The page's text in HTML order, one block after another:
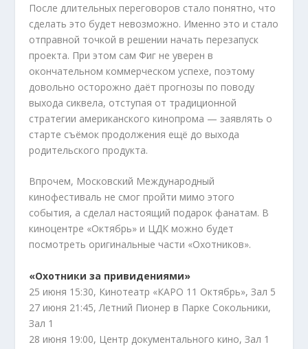
После длительных переговоров стало понятно, что
сделать это будет невозможно. Именно это и стало
отправной точкой в решении начать перезапуск
проекта. При этом сам Фиг не уверен в
окончательном коммерческом успехе, поэтому
довольно осторожно даёт прогнозы по поводу
выхода сиквела, отступая от традиционной
стратегии американского кинопрома — заявлять о
старте съёмок продолжения ещё до выхода
родительского продукта.
Впрочем, Московский Международный
кинофестиваль не смог пройти мимо этого
события, а сделал настоящий подарок фанатам. В
киноцентре «Октябрь» и ЦДК можно будет
посмотреть оригинальные части «Охотников».
«Охотники за привидениями»
25 июня 15:30, Кинотеатр «КАРО 11 Октябрь», Зал 5
27 июня 21:45, Летний Пионер в Парке Сокольники,
Зал 1
28 июня 19:00, Центр документального кино, Зал 1